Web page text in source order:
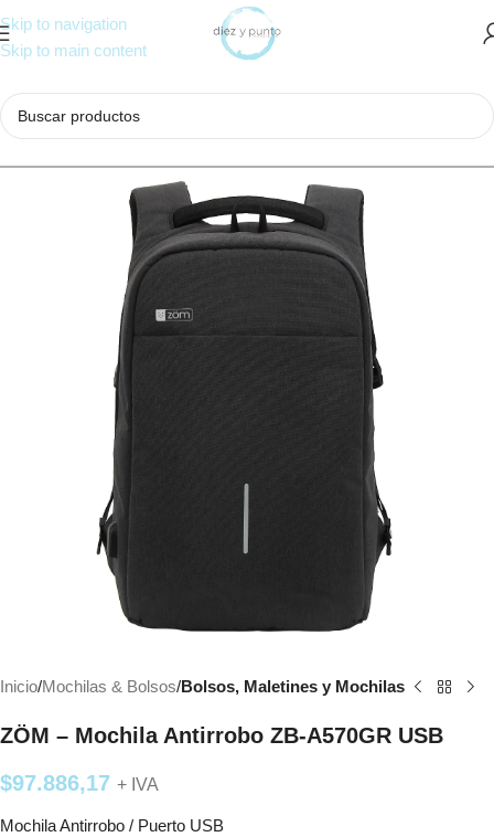
Skip to navigation
Skip to main content
Inicio Mochilas & Bolsos Bolsos, Maletines y Mochilas
ZÖM – Mochila Antirrobo ZB-A570GR USB
$97.886,17 + IVA
Mochila Antirrobo / Puerto USB